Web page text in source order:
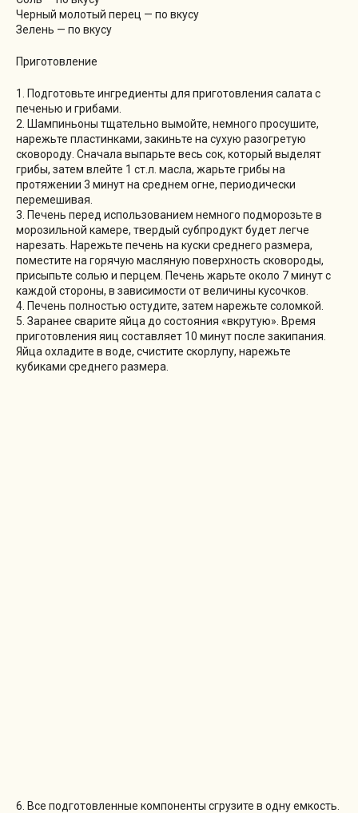
Черный молотый перец — по вкусу
Зелень — по вкусу
Приготовление
1. Подготовьте ингредиенты для приготовления салата с
печенью и грибами.
2. Шампиньоны тщательно вымойте, немного просушите,
нарежьте пластинками, закиньте на сухую разогретую
сковороду. Сначала выпарьте весь сок, который выделят
грибы, затем влейте 1 ст.л. масла, жарьте грибы на
протяжении 3 минут на среднем огне, периодически
перемешивая.
3. Печень перед использованием немного подморозьте в
морозильной камере, твердый субпродукт будет легче
нарезать. Нарежьте печень на куски среднего размера,
поместите на горячую масляную поверхность сковороды,
присыпьте солью и перцем. Печень жарьте около 7 минут с
каждой стороны, в зависимости от величины кусочков.
4. Печень полностью остудите, затем нарежьте соломкой.
5. Заранее сварите яйца до состояния «вкрутую». Время
приготовления яиц составляет 10 минут после закипания.
Яйца охладите в воде, счистите скорлупу, нарежьте
кубиками среднего размера.
6. Все подготовленные компоненты сгрузите в одну емкость.